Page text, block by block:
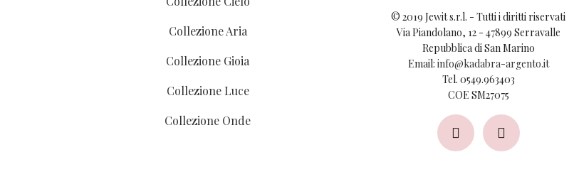
Collezione Aria
Collezione Gioia
Collezione Luce
Collezione Onde
© 2019 Jewit s.r.l. - Tutti i diritti riservati
Via Piandolano, 12 - 47899 Serravalle
Repubblica di San Marino
Email: info@kadabra-argento.it
Tel. 0549.963403
COE SM27075